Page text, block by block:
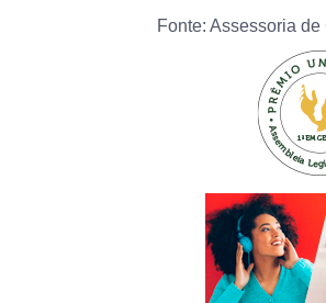
Fonte: Assessoria